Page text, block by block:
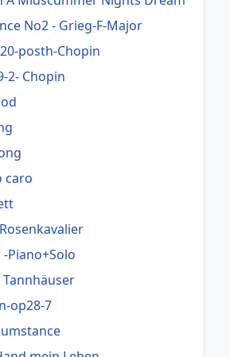
No2 - Grieg-F-Major
posth-Chopin
2- Chopin
caro
Piano+Solo
op28-7